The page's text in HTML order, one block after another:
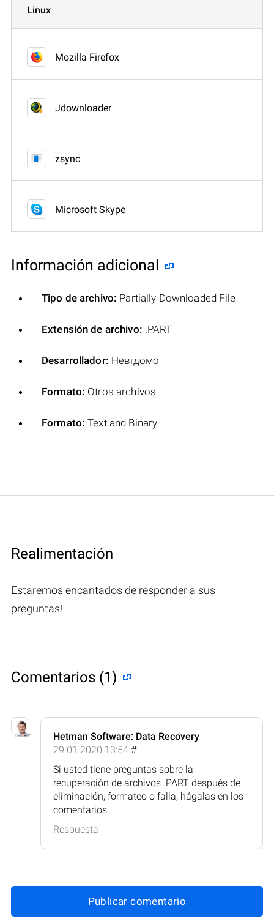
Linux
Mozilla Firefox
Jdownloader
zsync
Microsoft Skype
Información adicional
Tipo de archivo: Partially Downloaded File
Extensión de archivo: .PART
Desarrollador: Невідомо
Formato: Otros archivos
Formato: Text and Binary
Realimentación
Estaremos encantados de responder a sus
preguntas!
Comentarios (1)
Hetman Software: Data Recovery
29.01.2020 13:54 #
Si usted tiene preguntas sobre la
recuperación de archivos .PART después de
eliminación, formateo o falla, hágalas en los
comentarios.
Respuesta
Publicar comentario